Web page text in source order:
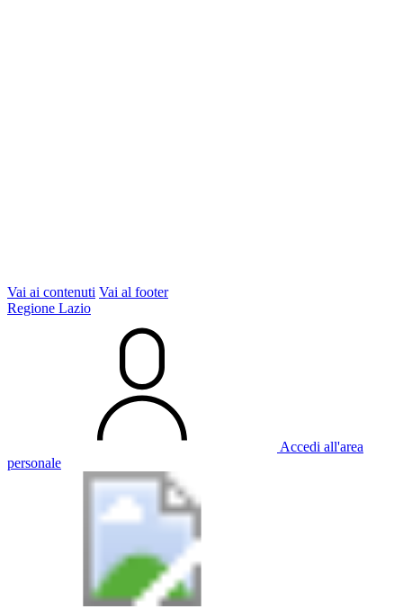
Vai ai contenuti Vai al footer
Regione Lazio
Accedi all'area
personale